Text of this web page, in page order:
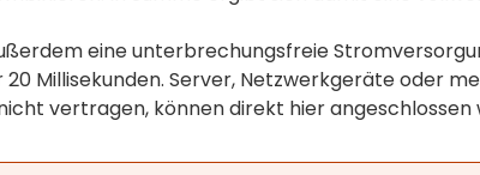
eine unterbrechungsfreie
Millisekunden. Server, Netzwerkgeräte oder
vertragen, können direkt hier angeschlossen